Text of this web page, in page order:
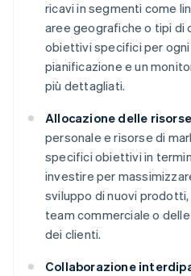
ricavi in segmenti come
aree geografiche o tipi di
obiettivi specifici per
pianificazione e un
più dettagliati.
Allocazione delle
personale e risorse di
specifici obiettivi in
investire per
sviluppo di nuovi
team commerciale o
dei clienti.
Collaborazione